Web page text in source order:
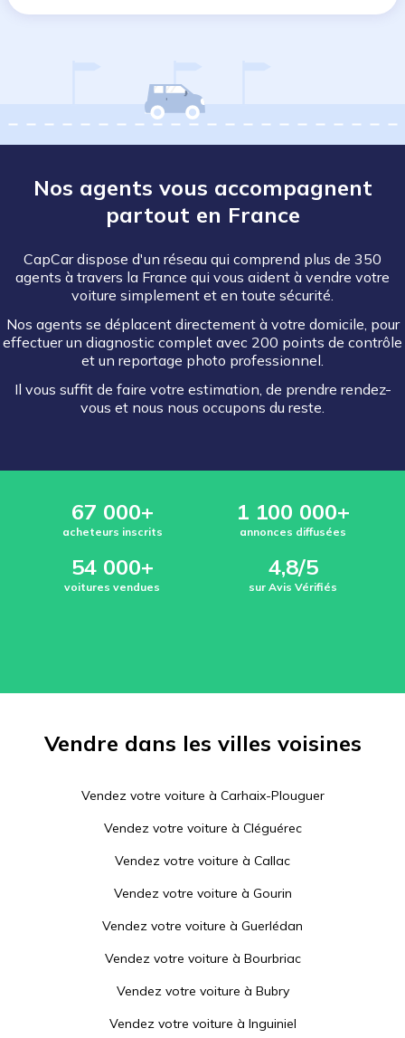
Nos agents vous accompagnent
partout en France
CapCar dispose d'un réseau qui comprend plus de 350
agents à travers la France qui vous aident à vendre votre
voiture simplement et en toute sécurité.
Nos agents se déplacent directement à votre domicile, pour
effectuer un diagnostic complet avec 200 points de contrôle
et un reportage photo professionnel.
Il vous suffit de faire votre estimation, de prendre rendez-
vous et nous nous occupons du reste.
67 000+
acheteurs inscrits
1 100 000+
annonces diffusées
54 000+
voitures vendues
4,8/5
sur Avis Vérifiés
Vendre dans les villes voisines
Vendez votre voiture à Carhaix-Plouguer
Vendez votre voiture à Cléguérec
Vendez votre voiture à Callac
Vendez votre voiture à Gourin
Vendez votre voiture à Guerlédan
Vendez votre voiture à Bourbriac
Vendez votre voiture à Bubry
Vendez votre voiture à Inguiniel